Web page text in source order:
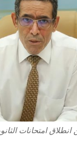
امتحانات